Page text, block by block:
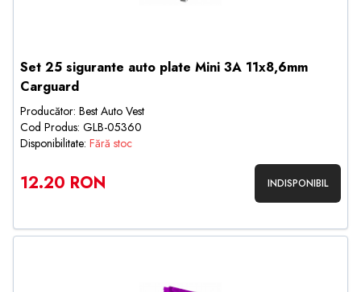
Set 25 sigurante auto plate Mini 3A 11x8,6mm
Carguard
Producător: Best Auto Vest
Cod Produs: GLB-05360
Disponibilitate: Fără stoc
12.20 RON INDISPONIBIL